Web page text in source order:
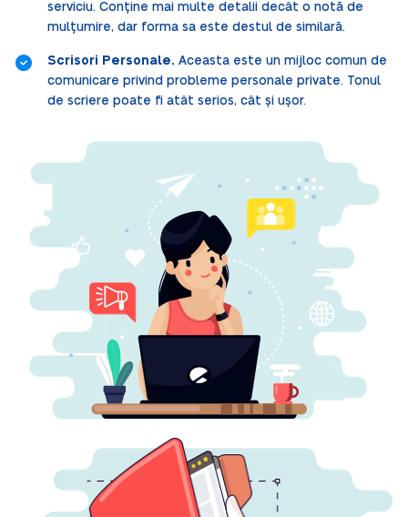
serviciu. Conține mai multe detalii decât o notă de
mulțumire, dar forma sa este destul de similară.
Scrisori Personale. Aceasta este un mijloc comun de
comunicare privind probleme personale private. Tonul
de scriere poate fi atât serios, cât și ușor.